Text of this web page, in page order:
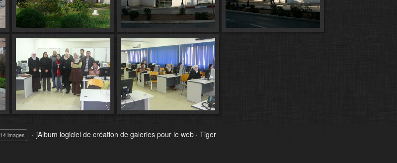
14 images jAlbum logiciel de création de galeries pour le web · Tiger